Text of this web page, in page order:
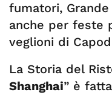
fumatori,
anche per feste
veglioni di
La Storia del
Shanghai” è